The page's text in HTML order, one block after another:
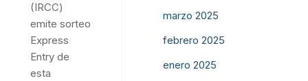
(IRCC)
emite sorteo
Express
Entry de
esta
marzo 2025
febrero 2025
enero 2025